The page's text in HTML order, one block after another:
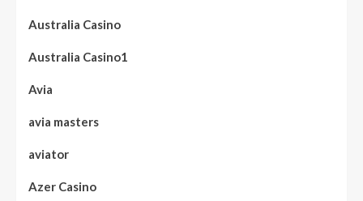
Australia Casino
Australia Casino1
Avia
avia masters
aviator
Azer Casino